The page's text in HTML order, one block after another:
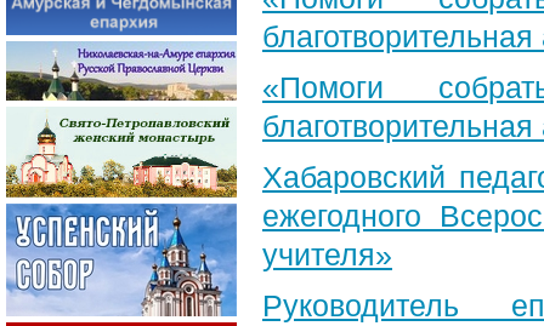
«Помоги
Хабаровский
ежегодного
учителя»
Руководитель